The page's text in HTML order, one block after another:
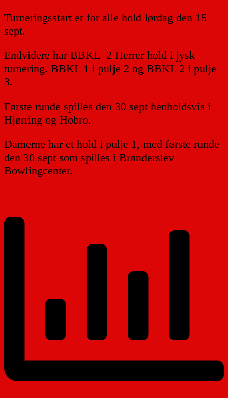
Turneringsstart er for alle hold lørdag den 15
sept.
Endvidere har BBKL 2 Herrer hold i jysk
turnering. BBKL 1 i pulje 2 og BBKL 2 i pulje
3.
Første runde spilles den 30 sept henholdsvis i
Hjørring og Hobro.
Damerne har et hold i pulje 1, med første runde
den 30 sept som spilles i Brønderslev
Bowlingcenter.